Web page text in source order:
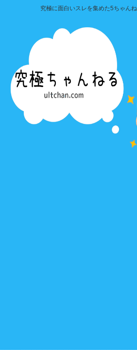
究極に面白いスレを集めた5ちゃん